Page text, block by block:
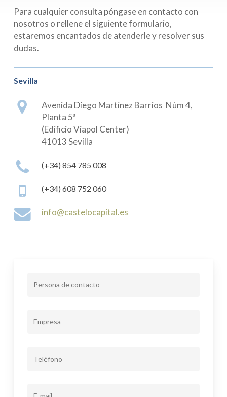
Para cualquier consulta póngase en contacto con
nosotros o rellene el siguiente formulario,
estaremos encantados de atenderle y resolver sus
dudas.
Sevilla
Avenida Diego Martínez Barrios Núm 4,
Planta 5ª
(Edificio Viapol Center)
41013 Sevilla
(+34) 854 785 008
(+34) 608 752 060
info@castelocapital.es